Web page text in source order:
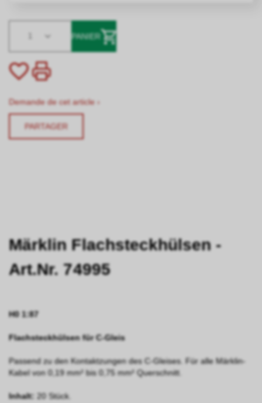
PANIER
Demande de cet article ›
PARTAGER
Märklin Flachsteckhülsen -
Art.Nr. 74995
H0 1:87
Flachsteckhülsen für C-Gleis
Passend zu den Kontaktzungen des C-Gleises. Für alle Märklin-
Kabel von 0,19 mm² bis 0,75 mm² Querschnitt.
Inhalt: 20 Stück.